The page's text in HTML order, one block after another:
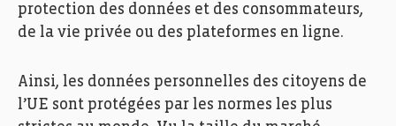
protection des données et des consommateurs,
de la vie privée ou des plateformes en ligne.
Ainsi, les données personnelles des citoyens de
l’UE sont protégées par les normes les plus